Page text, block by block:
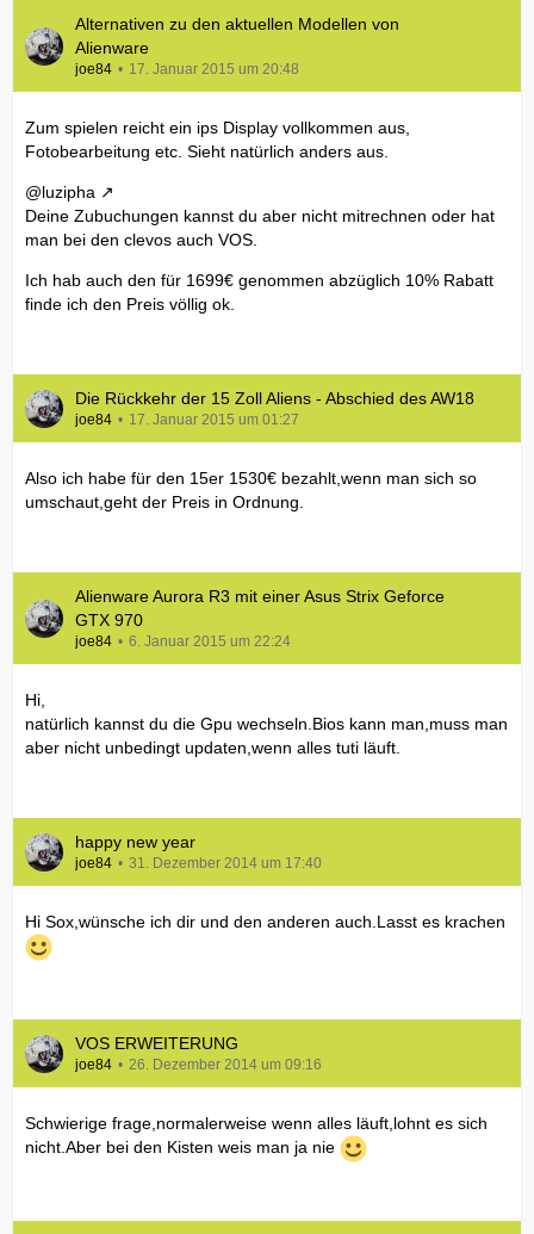
Alternativen zu den aktuellen Modellen von
Alienware
joe84 17. Januar 2015 um 20:48
Zum spielen reicht ein ips Display vollkommen aus,
Fotobearbeitung etc. Sieht natürlich anders aus.
@luzipha
Deine Zubuchungen kannst du aber nicht mitrechnen oder hat
man bei den clevos auch VOS.
Ich hab auch den für 1699€ genommen abzüglich 10% Rabatt
finde ich den Preis völlig ok.
Die Rückkehr der 15 Zoll Aliens - Abschied des AW18
joe84 17. Januar 2015 um 01:27
Also ich habe für den 15er 1530€ bezahlt,wenn man sich so
umschaut,geht der Preis in Ordnung.
Alienware Aurora R3 mit einer Asus Strix Geforce
GTX 970
joe84 6. Januar 2015 um 22:24
Hi,
natürlich kannst du die Gpu wechseln.Bios kann man,muss man
aber nicht unbedingt updaten,wenn alles tuti läuft.
happy new year
joe84 31. Dezember 2014 um 17:40
Hi Sox,wünsche ich dir und den anderen auch.Lasst es krachen
VOS ERWEITERUNG
joe84 26. Dezember 2014 um 09:16
Schwierige frage,normalerweise wenn alles läuft,lohnt es sich
nicht.Aber bei den Kisten weis man ja nie